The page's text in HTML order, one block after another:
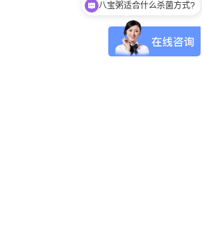
肉制品适合什么杀菌方式?